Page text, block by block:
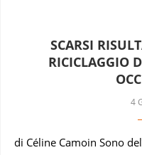
SCARSI
RICICLAGGIO
4
di Céline Camoin Sono